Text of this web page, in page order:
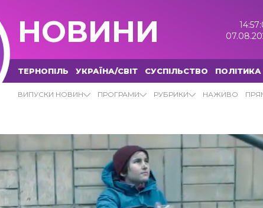
НОВИНИ
ТЕРНОПІЛЬ УКРАЇНА/СВІТ СУСПІЛЬСТВО ПОЛІТИКА
ВИПУСКИ НОВИН ПРОГРАМИ РУБРИКИ НАЖИВО